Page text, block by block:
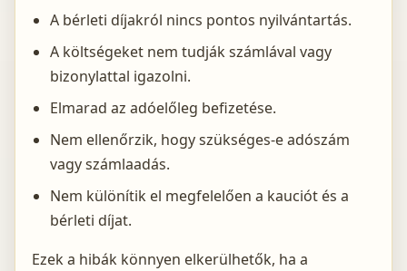
A bérleti díjakról nincs pontos nyilvántartás.
A költségeket nem tudják számlával vagy
bizonylattal igazolni.
Elmarad az adóelőleg befizetése.
Nem ellenőrzik, hogy szükséges-e adószám
vagy számlaadás.
Nem különítik el megfelelően a kauciót és a
bérleti díjat.
Ezek a hibák könnyen elkerülhetők, ha a